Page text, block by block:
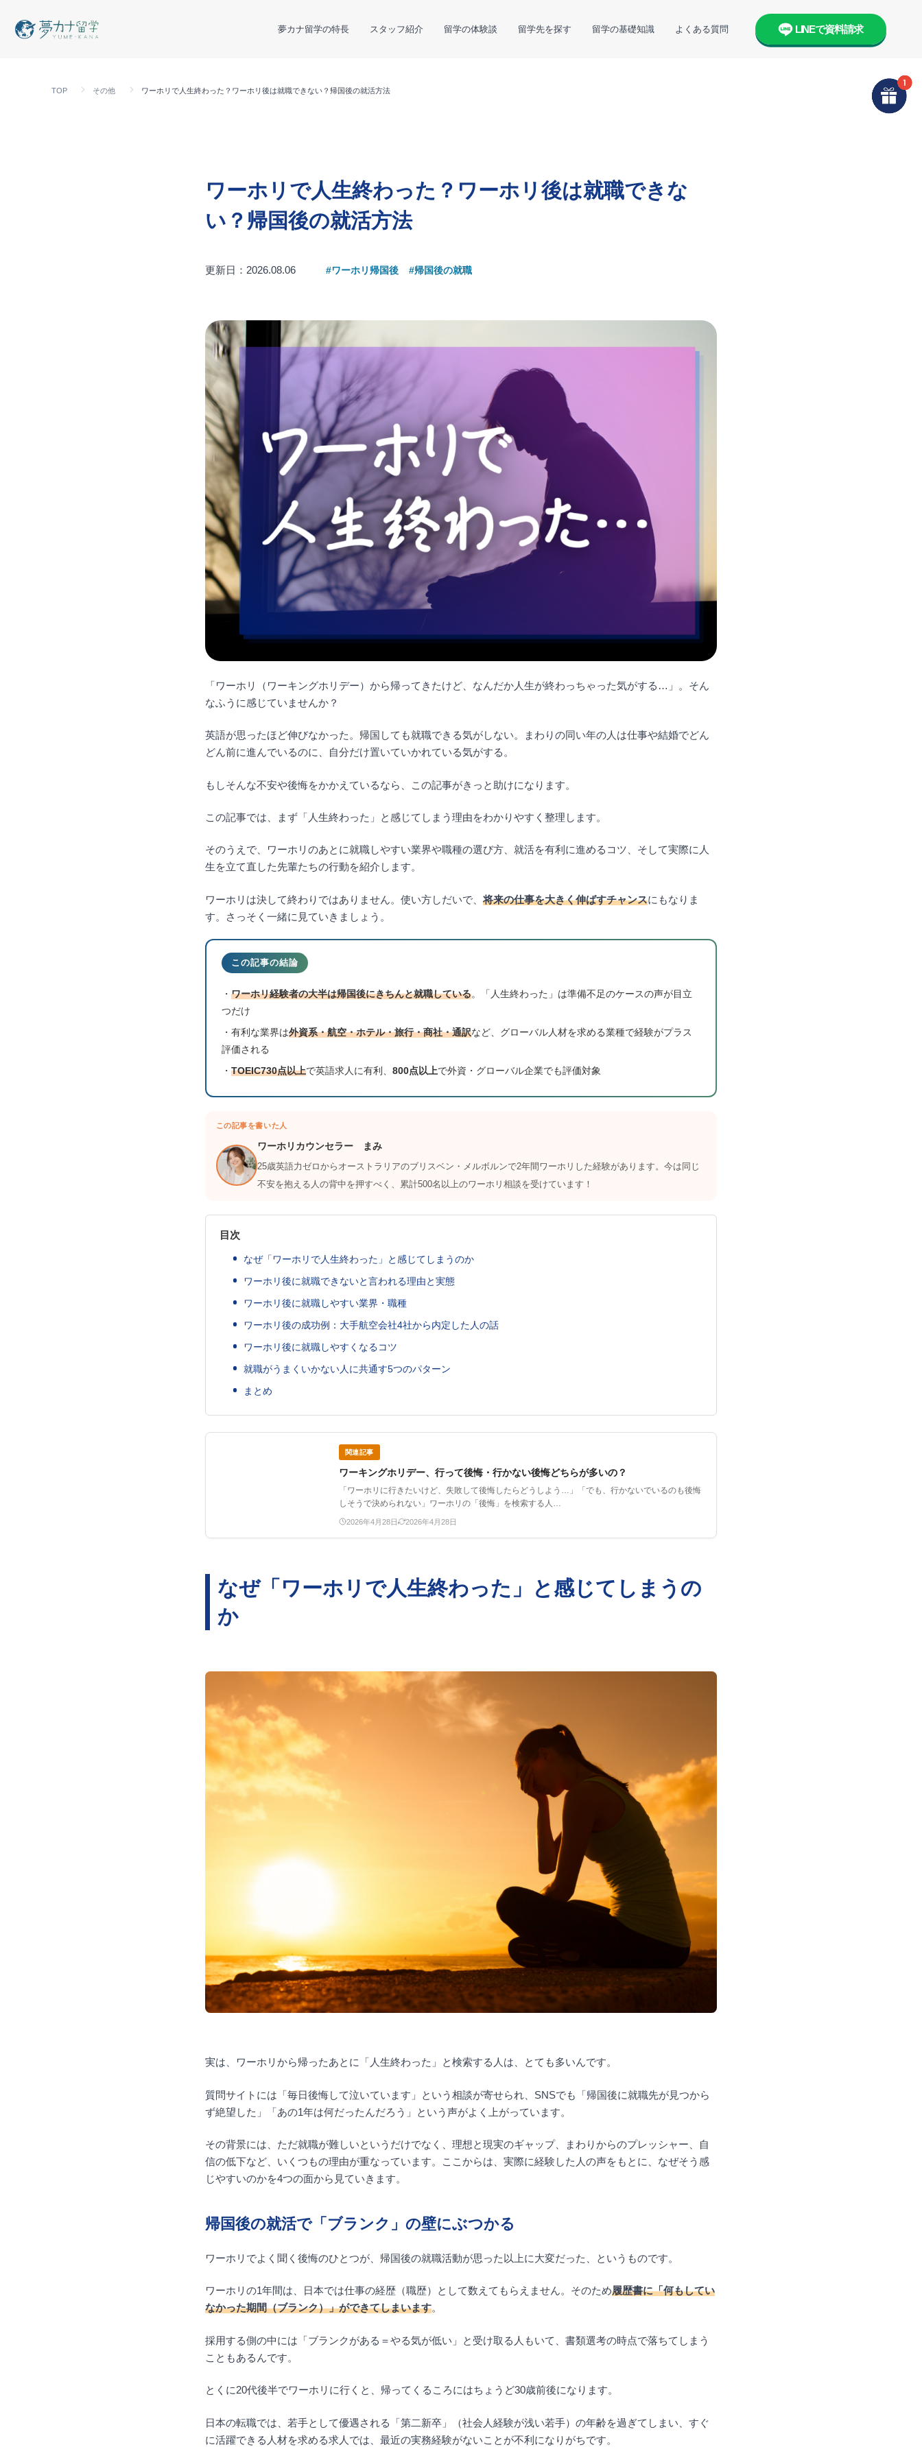
夢カナ留学の特長 スタッフ紹介 留学の体験談 留学先を探す 留学の基礎知識 よくある質問 LINEで資料請求
TOP その他 ワーホリで人生終わった？ワーホリ後は就職できない？帰国後の就活方法
ワーホリで人生終わった？ワーホリ後は就職できな
い？帰国後の就活方法
更新日：2026.08.06 #ワーホリ帰国後 #帰国後の就職
「ワーホリ（ワーキングホリデー）から帰ってきたけど、なんだか人生が終わっちゃった気がする…」。そん
なふうに感じていませんか？
英語が思ったほど伸びなかった。帰国しても就職できる気がしない。まわりの同い年の人は仕事や結婚でどん
どん前に進んでいるのに、自分だけ置いていかれている気がする。
もしそんな不安や後悔をかかえているなら、この記事がきっと助けになります。
この記事では、まず「人生終わった」と感じてしまう理由をわかりやすく整理します。
そのうえで、ワーホリのあとに就職しやすい業界や職種の選び方、就活を有利に進めるコツ、そして実際に人
生を立て直した先輩たちの行動を紹介します。
ワーホリは決して終わりではありません。使い方しだいで、将来の仕事を大きく伸ばすチャンスにもなりま
す。さっそく一緒に見ていきましょう。
この記事の結論
・ ワーホリ経験者の大半は帰国後にきちんと就職している。「人生終わった」は準備不足のケースの声が目立
つだけ
・有利な業界は外資系・航空・ホテル・旅行・商社・通訳など、グローバル人材を求める業種で経験がプラス
評価される
・ TOEIC730点以上で英語求人に有利、 800点以上で外資・グローバル企業でも評価対象
この記事を書いた人
ワーホリカウンセラー まみ
25歳英語力ゼロからオーストラリアのブリスベン・メルボルンで2年間ワーホリした経験があります。今は同じ
不安を抱える人の背中を押すべく、累計500名以上のワーホリ相談を受けています！
目次
なぜ「ワーホリで人生終わった」と感じてしまうのか
ワーホリ後に就職できないと言われる理由と実態
ワーホリ後に就職しやすい業界・職種
ワーホリ後の成功例：大手航空会社4社から内定した人の話
ワーホリ後に就職しやすくなるコツ
就職がうまくいかない人に共通す5つのパターン
まとめ
関連記事
ワーキングホリデー、行って後悔・行かない後悔どちらが多いの？
「ワーホリに行きたいけど、失敗して後悔したらどうしよう…」「でも、行かないでいるのも後悔
しそうで決められない」ワーホリの「後悔」を検索する人…
2026年4月28日 2026年4月28日
なぜ「ワーホリで人生終わった」と感じてしまうの
か
実は、ワーホリから帰ったあとに「人生終わった」と検索する人は、とても多いんです。
質問サイトには「毎日後悔して泣いています」という相談が寄せられ、SNSでも「帰国後に就職先が見つから
ず絶望した」「あの1年は何だったんだろう」という声がよく上がっています。
その背景には、ただ就職が難しいというだけでなく、理想と現実のギャップ、まわりからのプレッシャー、自
信の低下など、いくつもの理由が重なっています。ここからは、実際に経験した人の声をもとに、なぜそう感
じやすいのかを4つの面から見ていきます。
帰国後の就活で「ブランク」の壁にぶつかる
ワーホリでよく聞く後悔のひとつが、帰国後の就職活動が思った以上に大変だった、というものです。
ワーホリの1年間は、日本では仕事の経歴（職歴）として数えてもらえません。そのため履歴書に「何もしてい
なかった期間（ブランク）」ができてしまいます。
採用する側の中には「ブランクがある＝やる気が低い」と受け取る人もいて、書類選考の時点で落ちてしまう
こともあるんです。
とくに20代後半でワーホリに行くと、帰ってくるころにはちょうど30歳前後になります。
日本の転職では、若手として優遇される「第二新卒」（社会人経験が浅い若手）の年齢を過ぎてしまい、すぐ
に活躍できる人材を求める求人では、最近の実務経験がないことが不利になりがちです。